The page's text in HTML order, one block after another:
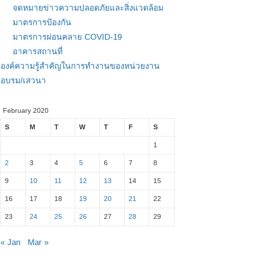
จดหมายข่าวความปลอดภัยและสิ่งแวดล้อม
มาตรการป้องกัน
มาตรการผ่อนคลาย COVID-19
อาคารสถานที่
องค์ความรู้สำคัญในการทำงานของหน่วยงาน
อบรม/เสวนา
February 2020
S M T W T F S
1
2 3 4 5 6 7 8
9 10 11 12 13 14 15
16 17 18 19 20 21 22
23 24 25 26 27 28 29
« Jan Mar »